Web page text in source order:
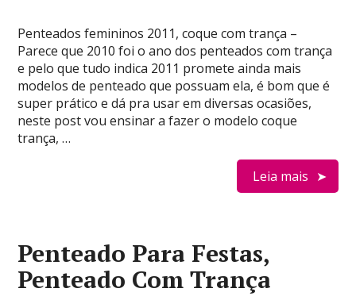
Penteados femininos 2011, coque com trança –
Parece que 2010 foi o ano dos penteados com trança
e pelo que tudo indica 2011 promete ainda mais
modelos de penteado que possuam ela, é bom que é
super prático e dá pra usar em diversas ocasiões,
neste post vou ensinar a fazer o modelo coque
trança, …
Leia mais
Penteado Para Festas,
Penteado Com Trança